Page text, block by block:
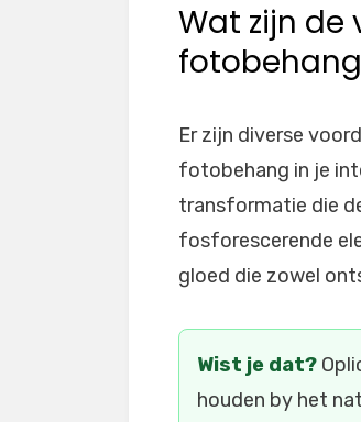
Wat zijn
Er zijn diverse
fotobehang in je
transformatie die
fosforescerende
gloed die zowel
Wist je dat?
houden by het